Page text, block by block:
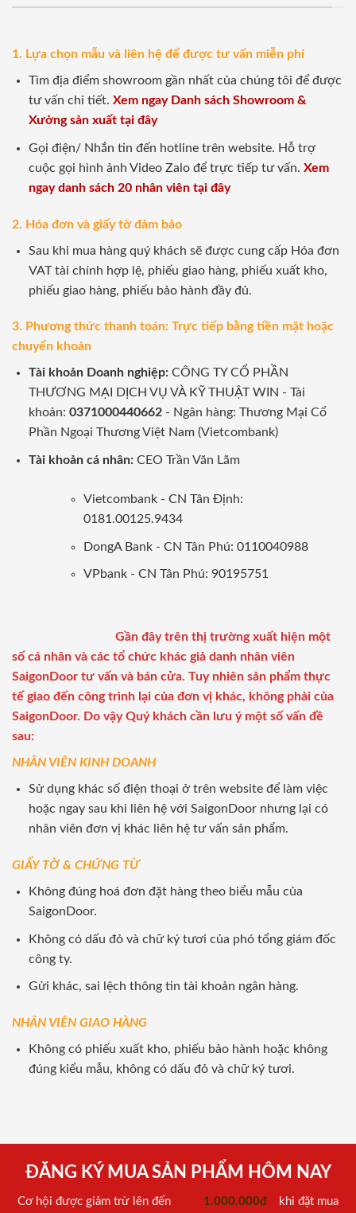
1. Lựa chọn mẫu và liên hệ để được tư vấn miễn phí
Tìm địa điểm showroom gần nhất của chúng tôi để được
tư vấn chi tiết. Xem ngay Danh sách Showroom &
Xưởng sản xuất tại đây
Gọi điện/ Nhắn tin đến hotline trên website. Hỗ trợ
cuộc gọi hình ảnh Video Zalo để trực tiếp tư vấn. Xem
ngay danh sách 20 nhân viên tại đây
2. Hóa đơn và giấy tờ đảm bảo
Sau khi mua hàng quý khách sẽ được cung cấp Hóa đơn
VAT tài chính hợp lệ, phiếu giao hàng, phiếu xuất kho,
phiếu giao hàng, phiếu bảo hành đầy đủ.
3. Phương thức thanh toán: Trực tiếp bằng tiền mặt hoặc
chuyển khoản
Tài khoản Doanh nghiệp:CÔNG TY CỔ PHẦN
THƯƠNG MẠI DỊCH VỤ VÀ KỸ THUẬT WIN - Tài
khoản: 0371000440662- Ngân hàng: Thương Mại Cổ
Phần Ngoại Thương Việt Nam (Vietcombank)
Tài khoản cá nhân: CEO Trần Văn Lãm
Vietcombank - CN Tân Định:
0181.00125.9434
DongA Bank - CN Tân Phú: 0110040988
VPbank - CN Tân Phú: 90195751
Gần đây trên thị trường xuất hiện một
số cá nhân và các tổ chức khác giả danh nhân viên
SaigonDoor tư vấn và bán cửa. Tuy nhiên sản phẩm thực
tế giao đến công trình lại của đơn vị khác, không phải của
SaigonDoor. Do vậy Quý khách cần lưu ý một số vấn đề
sau:
NHÂN VIÊN KINH DOANH
Sử dụng khác số điện thoại ở trên website để làm việc
hoặc ngay sau khi liên hệ với SaigonDoor nhưng lại có
nhân viên đơn vị khác liên hệ tư vấn sản phẩm.
GIẤY TỜ & CHỨNG TỪ
Không đúng hoá đơn đặt hàng theo biểu mẫu của
SaigonDoor.
Không có dấu đỏ và chữ ký tươi của phó tổng giám đốc
công ty.
Gửi khác, sai lệch thông tin tài khoản ngân hàng.
NHÂN VIÊN GIAO HÀNG
Không có phiếu xuất kho, phiếu bảo hành hoặc không
đúng kiểu mẫu, không có dấu đỏ và chữ ký tươi.
ĐĂNG KÝ MUA SẢN PHẨM HÔM NAY
Cơ hội được giảm trừ lên đến 1.000.000đ
khi đặt mua